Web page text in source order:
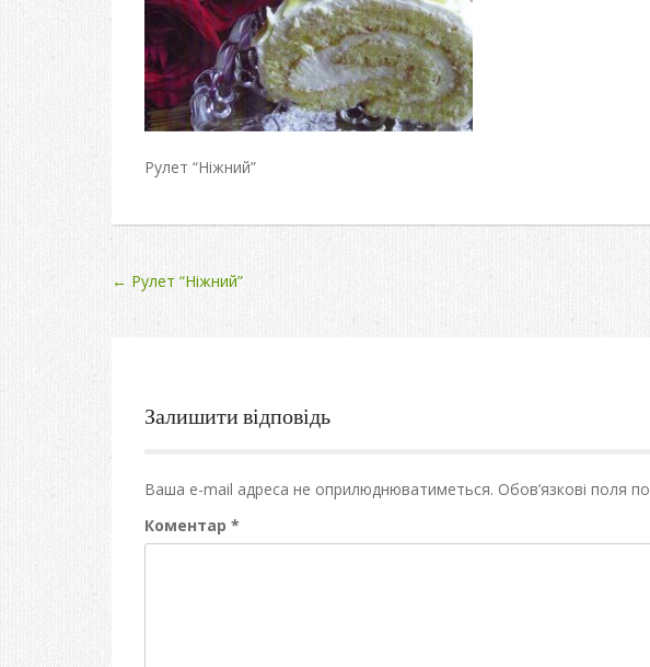
Рулет “Ніжний”
Post
navigation
← Рулет “Ніжний”
Залишити відповідь
Ваша e-mail адреса не оприлюднюватиметься. Обов’язкові поля
Коментар *